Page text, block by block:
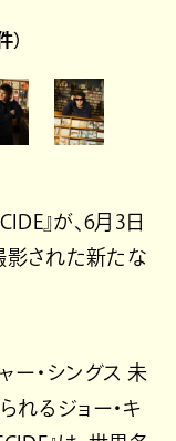
）
』が、6月3日
影された新たな
ー・シングス 未
れるジョー・キ